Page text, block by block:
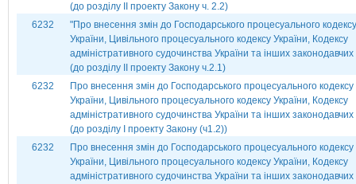
(до розділу ІІ проекту Закону ч. 2.2)
6232
"Про внесення змін до Господарського процесуального кодексу
України, Цивільного процесуального кодексу України, Кодексу
адміністративного судочинства України та інших законодавчих
(до розділу ІІ проекту Закону ч.2.1)
6232
Про внесення змін до Господарського процесуального кодексу
України, Цивільного процесуального кодексу України, Кодексу
адміністративного судочинства України та інших законодавчих
(до розділу І проекту Закону (ч1.2))
6232
Про внесення змін до Господарського процесуального кодексу
України, Цивільного процесуального кодексу України, Кодексу
адміністративного судочинства України та інших законодавчих